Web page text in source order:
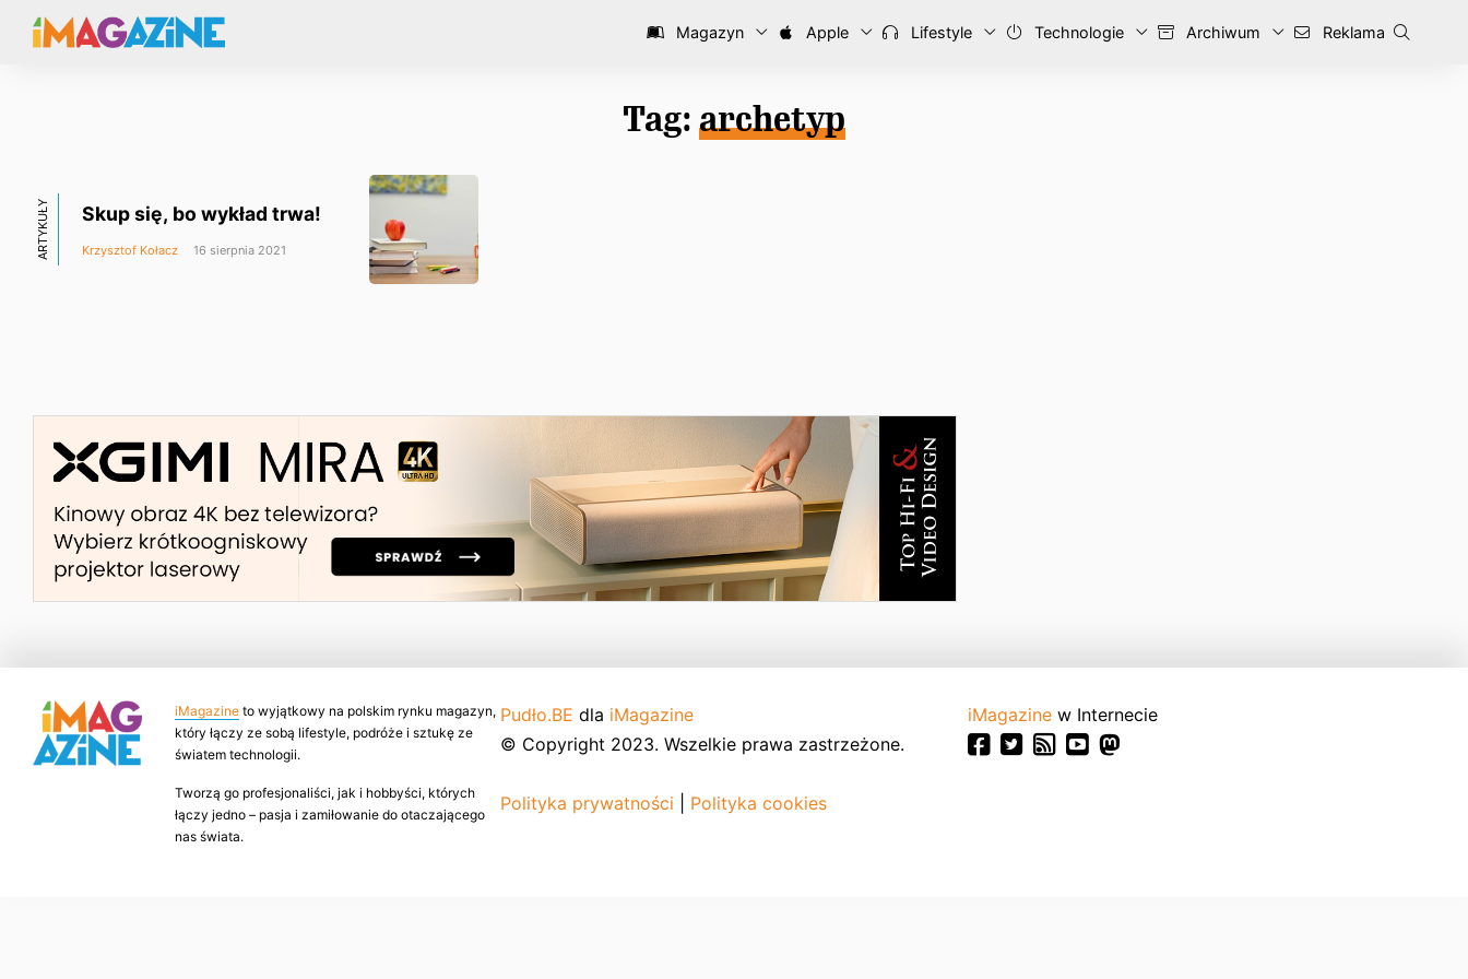
Magazyn Apple Lifestyle Technologie Archiwum Reklama
Tag: archetyp
ARTYKUŁY Skup się, bo wykład trwa!
Krzysztof Kołacz 16 sierpnia 2021
iMagazine to wyjątkowy na polskim rynku magazyn,
który łączy ze sobą lifestyle, podróże i sztukę ze
światem technologii.
Tworzą go profesjonaliści, jak i hobbyści, których
łączy jedno – pasja i zamiłowanie do otaczającego
nas świata.
Pudło.BE dla iMagazine
© Copyright 2023. Wszelkie prawa zastrzeżone.
Polityka prywatności Polityka cookies
iMagazine w Internecie